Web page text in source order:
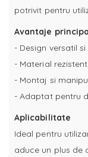
potrivit pentru
Avantaje
- Design versatil
- Material
- Montaj si
- Adaptat pentru
Aplicabilitate
Ideal pentru
aduce un plus de